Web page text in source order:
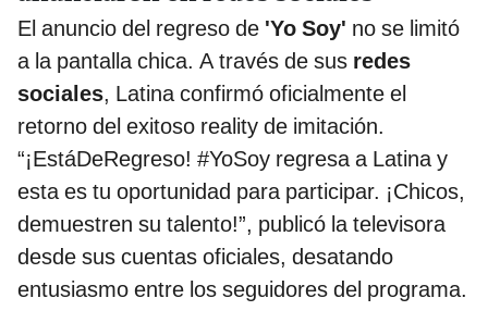
El anuncio del regreso de 'Yo Soy' no se limitó
a la pantalla chica. A través de sus redes
sociales, Latina confirmó oficialmente el
retorno del exitoso reality de imitación.
“¡EstáDeRegreso! #YoSoy regresa a Latina y
esta es tu oportunidad para participar. ¡Chicos,
demuestren su talento!”, publicó la televisora
desde sus cuentas oficiales, desatando
entusiasmo entre los seguidores del programa.